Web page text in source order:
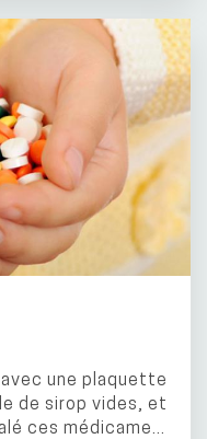
une plaquette
de sirop vides, et
ces médicame...